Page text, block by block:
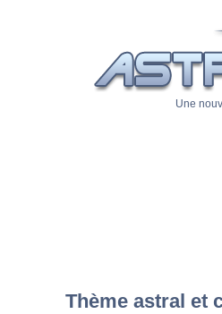
Une
Thème astral et